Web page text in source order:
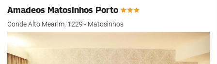
Amadeos Matosinhos Porto
Conde Alto Mearim, 1229 - Matosinhos